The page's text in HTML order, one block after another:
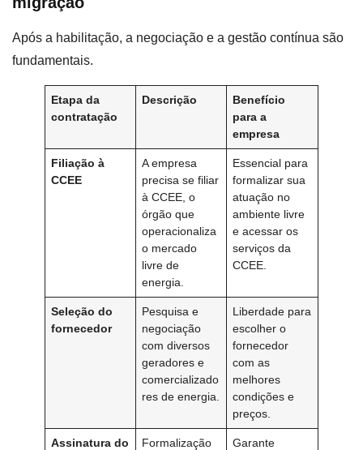
Após a habilitação, a negociação e a gestão contínua são
fundamentais.
Etapa da
contratação
Descrição
Benefício
para a
empresa
Filiação à
CCEE
A empresa
precisa se filiar
à CCEE, o
órgão que
operacionaliza
o mercado
livre de
energia.
Essencial para
formalizar sua
atuação no
ambiente livre
e acessar os
serviços da
CCEE.
Seleção do
fornecedor
Pesquisa e
negociação
com diversos
geradores e
comercializado
res de energia.
Liberdade para
escolher o
fornecedor
com as
melhores
condições e
preços.
Assinatura do
Formalização
Garante